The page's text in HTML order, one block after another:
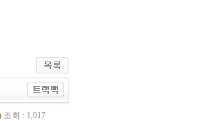
조회 : 1,017